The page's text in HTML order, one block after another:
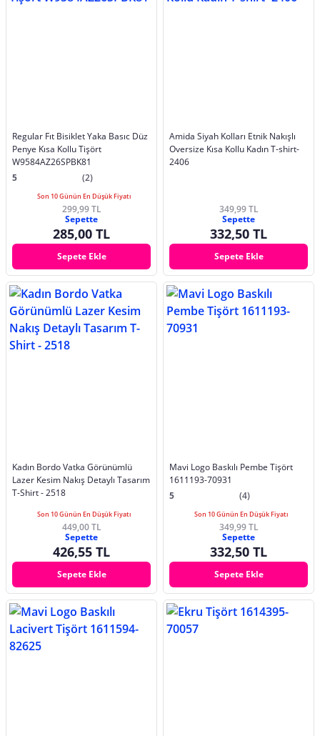
Regular Fıt Bisiklet Yaka Basıc Düz
Penye Kısa Kollu Tişört
W9584AZ26SPBK81
5
(2)
Son 10 Günün En Düşük Fiyatı
299,99 TL
Sepette
285,00 TL
Sepete Ekle
Amida Siyah Kolları Etnik Nakışlı
Oversize Kısa Kollu Kadın T-shirt-
2406
349,99 TL
Sepette
332,50 TL
Sepete Ekle
Kadın Bordo Vatka Görünümlü
Lazer Kesim Nakış Detaylı Tasarım
T-Shirt - 2518
Son 10 Günün En Düşük Fiyatı
449,00 TL
Sepette
426,55 TL
Sepete Ekle
Mavi Logo Baskılı Pembe Tişört
1611193-70931
5
(4)
Son 10 Günün En Düşük Fiyatı
349,99 TL
Sepette
332,50 TL
Sepete Ekle